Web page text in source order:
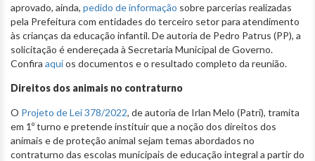
aprovado, ainda, pedido de informação sobre parcerias realizadas
pela Prefeitura com entidades do terceiro setor para atendimento
às crianças da educação infantil. De autoria de Pedro Patrus (PP), a
solicitação é endereçada à Secretaria Municipal de Governo.
Confira aquios documentos e o resultado completo da reunião.
Direitos dos animais no contraturno
O Projeto de Lei 378/2022, de autoria de Irlan Melo (Patri), tramita
em 1º turno e pretende instituir que a noção dos direitos dos
animais e de proteção animal sejam temas abordados no
contraturno das escolas municipais de educação integral a partir do